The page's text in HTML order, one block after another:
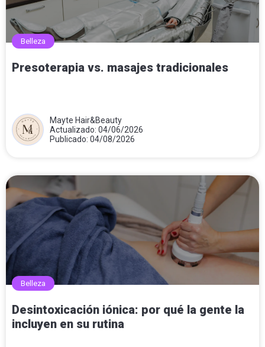
Belleza
Presoterapia vs. masajes tradicionales
Mayte Hair&Beauty
Actualizado: 04/06/2026
Publicado: 04/08/2026
Belleza
Desintoxicación iónica: por qué la gente la
incluyen en su rutina